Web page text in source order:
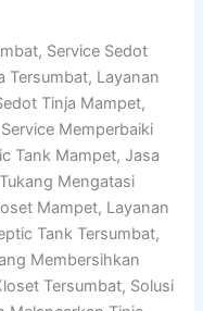
Service Sedot
Tersumbat, Layanan
Tinja Mampet,
Memperbaiki
Tank Mampet, Jasa
Mengatasi
Mampet, Layanan
Tank Tersumbat,
Membersihkan
Tersumbat, Solusi